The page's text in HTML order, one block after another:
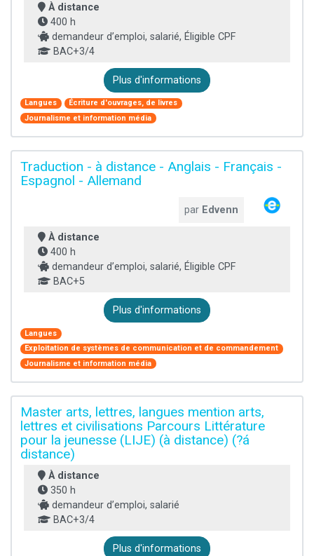
À distance
400 h
demandeur d’emploi, salarié, Éligible CPF
BAC+3/4
Plus d'informations
Langues
Écriture d'ouvrages, de livres
Journalisme et information média
Traduction - à distance - Anglais - Français -
Espagnol - Allemand
par Edvenn
À distance
400 h
demandeur d’emploi, salarié, Éligible CPF
BAC+5
Plus d'informations
Langues
Exploitation de systèmes de communication et de commandement
Journalisme et information média
Master arts, lettres, langues mention arts,
lettres et civilisations Parcours Littérature
pour la jeunesse (LIJE) (à distance) (?á
distance)
À distance
350 h
demandeur d’emploi, salarié
BAC+3/4
Plus d'informations